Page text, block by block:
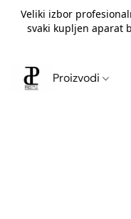
Veliki izbor
svaki kupljen aparat
Proizvodi